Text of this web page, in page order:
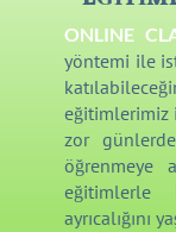
ONLINE
yöntemi ile
eğitimlerimiz
zor
öğrenmeye
eğitimlerle
ayrıcalığını